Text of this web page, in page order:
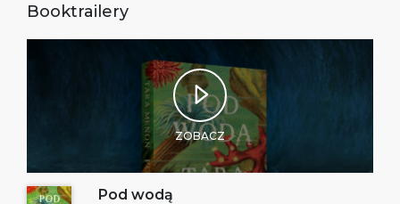
Booktrailery
ZOBACZ
Pod wodą